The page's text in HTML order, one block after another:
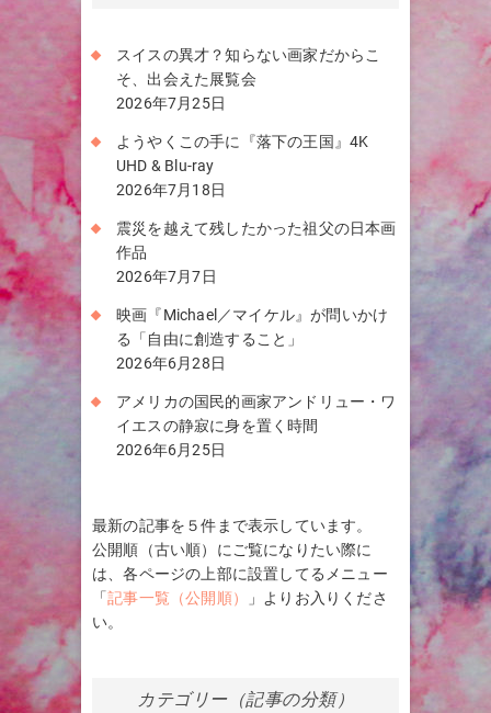
スイスの異才？知らない画家だからこ
そ、出会えた展覧会
2026年7月25日
ようやくこの手に『落下の王国』4K
UHD & Blu-ray
2026年7月18日
震災を越えて残したかった祖父の日本画
作品
2026年7月7日
映画『Michael／マイケル』が問いかけ
る「自由に創造すること」
2026年6月28日
アメリカの国民的画家アンドリュー・ワ
イエスの静寂に身を置く時間
2026年6月25日
最新の記事を５件まで表示しています。
公開順（古い順）にご覧になりたい際に
は、各ページの上部に設置してるメニュー
「記事一覧（公開順）
」よりお入りくださ
い。
カテゴリー（記事の分類）